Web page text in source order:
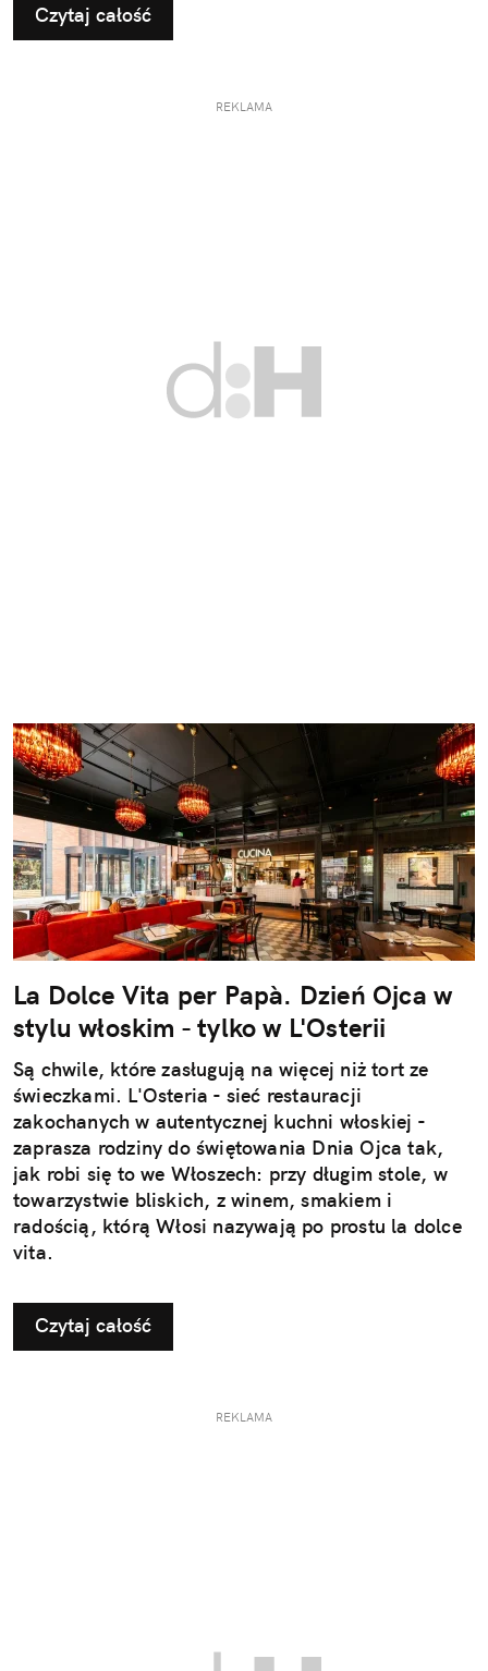
Czytaj całość
REKLAMA
La Dolce Vita per Papà. Dzień Ojca w
stylu włoskim - tylko w L'Osterii
Są chwile, które zasługują na więcej niż tort ze
świeczkami. L'Osteria - sieć restauracji
zakochanych w autentycznej kuchni włoskiej -
zaprasza rodziny do świętowania Dnia Ojca tak,
jak robi się to we Włoszech: przy długim stole, w
towarzystwie bliskich, z winem, smakiem i
radością, którą Włosi nazywają po prostu la dolce
vita.
Czytaj całość
REKLAMA